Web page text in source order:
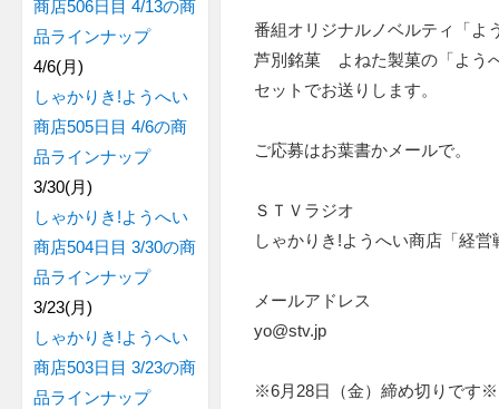
番組オリジナルノベルティ「よ
芦別銘菓 よねた製菓の「よう
セットでお送りします。
ご応募はお葉書かメールで。
ＳＴＶラジオ
しゃかりき!ようへい商店「経営
メールアドレス
yo@stv.jp
※6月28日（金）締め切りです※
商店506日目 4/13の商
品ラインナップ
4/6(月)
しゃかりき!ようへい
商店505日目 4/6の商
品ラインナップ
3/30(月)
しゃかりき!ようへい
商店504日目 3/30の商
品ラインナップ
3/23(月)
しゃかりき!ようへい
商店503日目 3/23の商
品ラインナップ